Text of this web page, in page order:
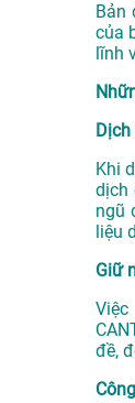
Bản
của
lĩnh
Khi
dịch
ngũ
liệu
Giữ
đề,